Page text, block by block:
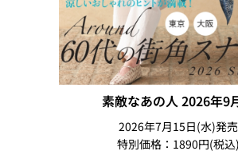
素敵なあの人 2026年9
2026年7月15日(水)発売
特別価格：1890円(税込)